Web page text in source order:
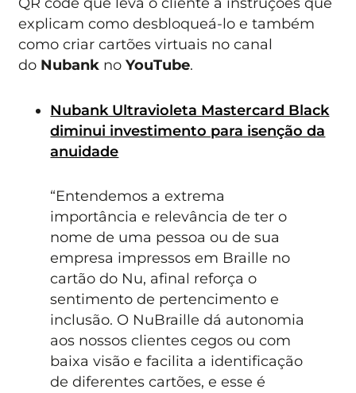
explicam como desbloqueá-lo e também
como criar cartões virtuais no canal
do Nubank noYouTube.
Nubank Ultravioleta Mastercard Black
diminui investimento para isenção da
anuidade
“Entendemos a extrema
importância e relevância de ter o
nome de uma pessoa ou de sua
empresa impressos em Braille no
cartão do Nu, afinal reforça o
sentimento de pertencimento e
inclusão. O NuBraille dá autonomia
aos nossos clientes cegos ou com
baixa visão e facilita a identificação
de diferentes cartões, e esse é